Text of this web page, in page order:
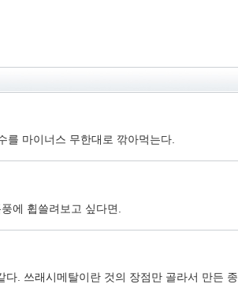
를 마이너스 무한대로 깎아먹는다.
에 휩쓸려보고 싶다면.
. 쓰래시메탈이란 것의 장점만 골라서 만든